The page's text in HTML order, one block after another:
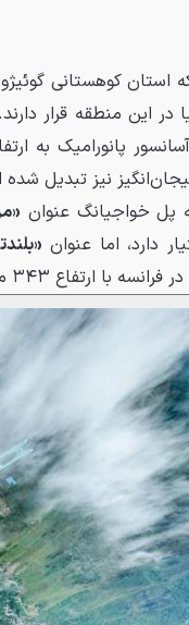
استان کوهستانی
دنیا در این منطقه
نیز تبدیل
پل خواجیانگ عنوان
دارد، اما عنوان
ارتفاع ۳۴۳ متر تعلق دارد.